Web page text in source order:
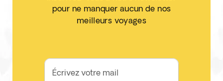
pour ne manquer aucun de nos
meilleurs voyages
Écrivez votre mail